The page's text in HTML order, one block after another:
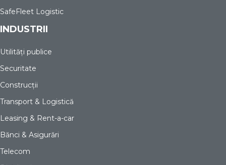
SafeFleet Logistic
INDUSTRII
Utilități publice
Securitate
Construcții
Transport & Logistică
Leasing & Rent-a-car
Bănci & Asigurări
Telecom